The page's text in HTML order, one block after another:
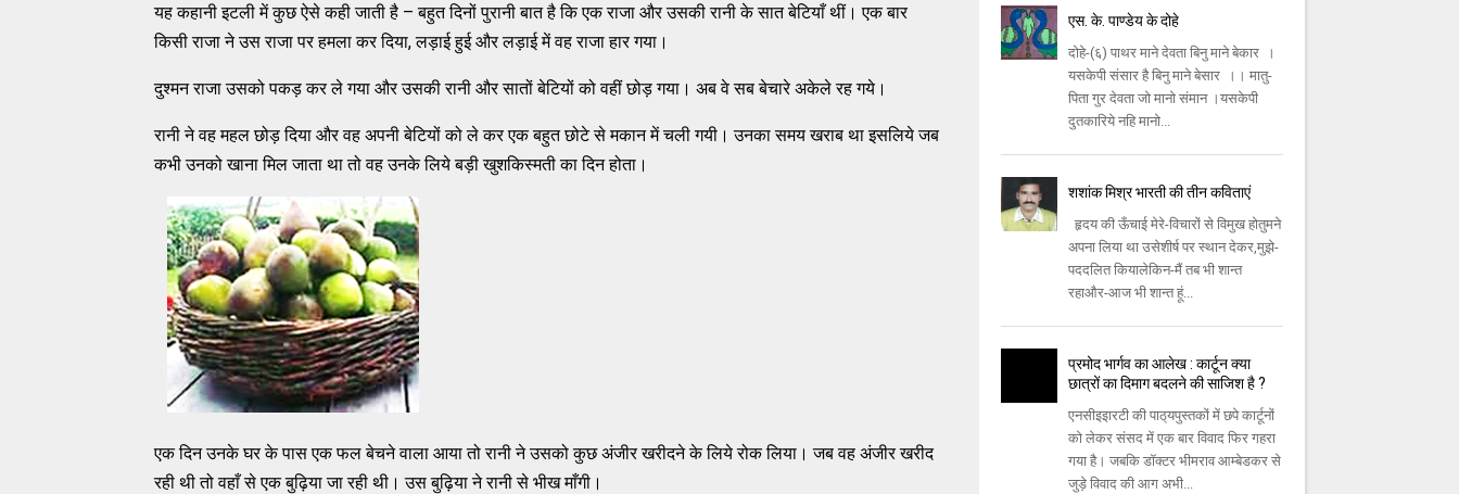
यह कहानी इटली में कुछ ऐसे कही जाती है – बहुत दिनों पुरानी बात है कि एक राजा और उसकी रानी के सात बेटियाँ थीं। एक बार
किसी राजा ने उस राजा पर हमला कर दिया, लड़ाई हुई और लड़ाई में वह राजा हार गया।
दुश्मन राजा उसको पकड़ कर ले गया और उसकी रानी और सातों बेटियों को वहीं छोड़ गया। अब वे सब बेचारे अकेले रह गये।
रानी ने वह महल छोड़ दिया और वह अपनी बेटियों को ले कर एक बहुत छोटे से मकान में चली गयी। उनका समय खराब था इसलिये जब
कभी उनको खाना मिल जाता था तो वह उनके लिये बड़ी खुशकिस्मती का दिन होता।
एक दिन उनके घर के पास एक फल बेचने वाला आया तो रानी ने उसको कुछ अंजीर खरीदने के लिये रोक लिया। जब वह अंजीर खरीद
रही थी तो वहाँ से एक बुढ़िया जा रही थी। उस बुढ़िया ने रानी से भीख माँगी।
एस. के. पाण्डेय के दोहे
दोहे-(६) पाथर माने देवता बिनु माने बेकार ।
यसकेपी संसार है बिनु माने बेसार ।। मातु-
पिता गुर देवता जो मानो संमान ।यसकेपी
दुतकारिये नहि मानो...
शशांक मिश्र भारती की तीन कविताएं
हृदय की ऊँचाई मेरे-विचारों से विमुख होतुमने
अपना लिया था उसेशीर्ष पर स्‍थान देकर,मुझे-
पददलित कियालेकिन-मैं तब भी शान्‍त
रहाऔर-आज भी शान्‍त हूं...
प्रमोद भार्गव का आलेख : कार्टून क्‍या
छात्रों का दिमाग बदलने की साजिश है ?
एनसीइइारटी की पाठ्‌यपुस्‍तकों में छपे कार्टूनों
को लेकर संसद में एक बार विवाद फिर गहरा
गया है। जबकि डॉक्‍टर भीमराव आम्‍बेडकर से
जुड़े विवाद की आग अभी...